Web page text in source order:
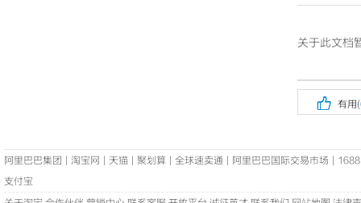
关于此文档
 有用(
阿里巴巴集团 淘宝网 天猫 聚划算 全球速卖通 阿里巴巴国际交易市场
1688
支付宝